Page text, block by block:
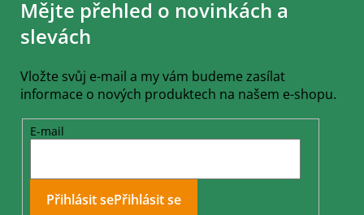
Mějte přehled o novinkách a
slevách
Vložte svůj e-mail a my vám budeme zasílat
informace o nových produktech na našem e-shopu.
E-mail
Přihlásit se